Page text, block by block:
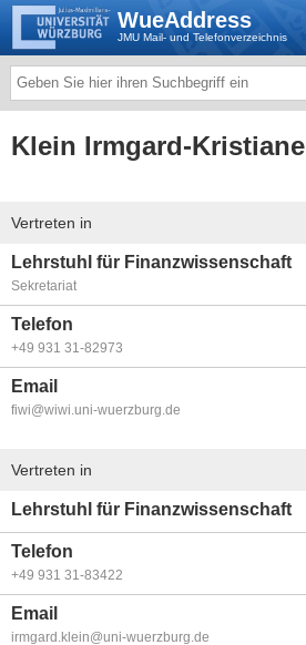
WueAddress
JMU Mail- und Telefonverzeichnis
Klein Irmgard-Kristiane
Vertreten in
Lehrstuhl für Finanzwissenschaft
Sekretariat
Telefon
+49 931 31-82973
Email
fiwi@wiwi.uni-wuerzburg.de
Vertreten in
Lehrstuhl für Finanzwissenschaft
Telefon
+49 931 31-83422
Email
irmgard.klein@uni-wuerzburg.de